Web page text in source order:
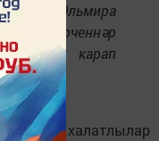
иде Эльмира
күгәрченнәр
карап
ак халатлылар